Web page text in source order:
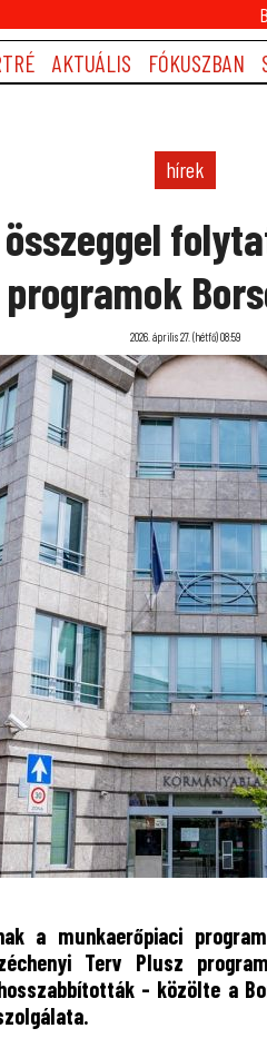
AKTUÁLIS FÓKUSZBAN
hírek
programok
2026. április 27. (hétfő) 08:59
a munkaerőpiaci
Terv Plusz
- közölte a